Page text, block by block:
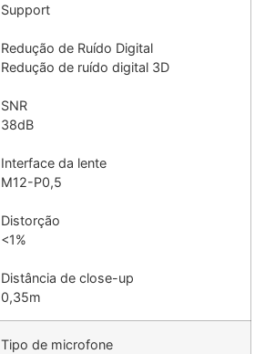
Support
Redução de Ruído Digital
Redução de ruído digital 3D
SNR
38dB
Interface da lente
M12-P0,5
Distorção
<1%
Distância de close-up
0,35m
Tipo de microfone